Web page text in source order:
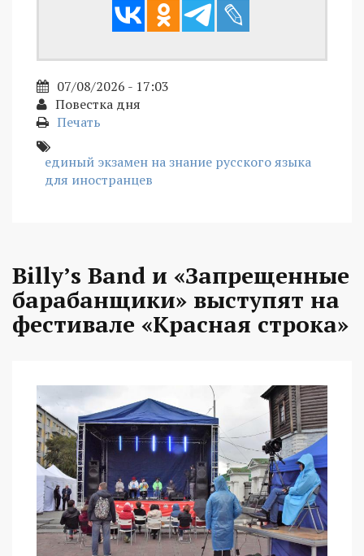
07/08/2026 - 17:03
Повестка дня
Печать
единый экзамен на знание русского языка
для иностранцев
Billy’s Band и «Запрещенные
барабанщики» выступят на
фестивале «Красная строка»